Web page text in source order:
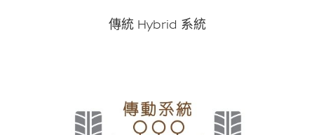
傳統 Hybrid 系統